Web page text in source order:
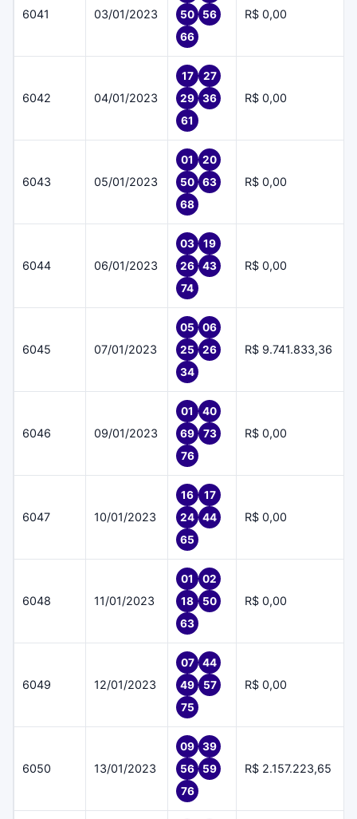
6041 03/01/2023
50
56
66
R$ 0,00
6042 04/01/2023
17
27
29
36
61
R$ 0,00
6043 05/01/2023
01
20
50
63
68
R$ 0,00
6044 06/01/2023
03
19
26
43
74
R$ 0,00
6045 07/01/2023
05
06
25
26
34
R$ 9.741.833,36
6046 09/01/2023
01
40
69
73
76
R$ 0,00
6047 10/01/2023
16
17
24
44
65
R$ 0,00
6048 11/01/2023
01
02
18
50
63
R$ 0,00
6049 12/01/2023
07
44
49
57
75
R$ 0,00
6050 13/01/2023
09
39
56
59
76
R$ 2.157.223,65